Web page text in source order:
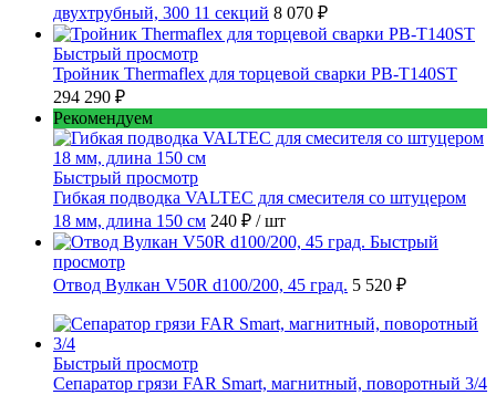
двухтрубный, 300 11 секций 8 070 ₽
Быстрый просмотр
Тройник Thermaflex для торцевой сварки PB-T140ST
294 290 ₽
Рекомендуем
Быстрый просмотр
Гибкая подводка VALTEC для смесителя со штуцером
18 мм, длина 150 см 240 ₽ / шт
Быстрый
просмотр
Отвод Вулкан V50R d100/200, 45 град. 5 520 ₽
Быстрый просмотр
Сепаратор грязи FAR Smart, магнитный, поворотный 3/4